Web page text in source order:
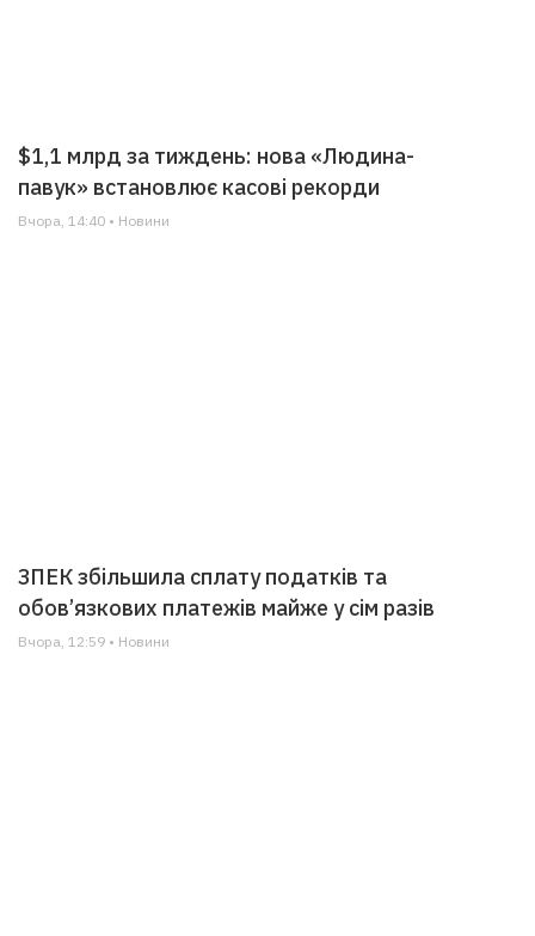
$1,1 млрд за тиждень: нова «Людина-
павук» встановлює касові рекорди
Вчора, 14:40 • Новини
ЗПЕК збільшила сплату податків та
обов’язкових платежів майже у сім разів
Вчора, 12:59 • Новини